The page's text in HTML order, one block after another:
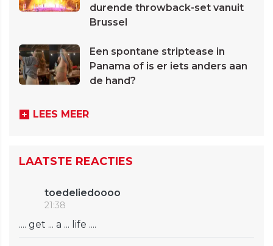
durende throwback-set vanuit
Brussel
Een spontane striptease in
Panama of is er iets anders aan
de hand?
LEES MEER
LAATSTE REACTIES
toedeliedoooo
21:38
.... get ... a ... life ....